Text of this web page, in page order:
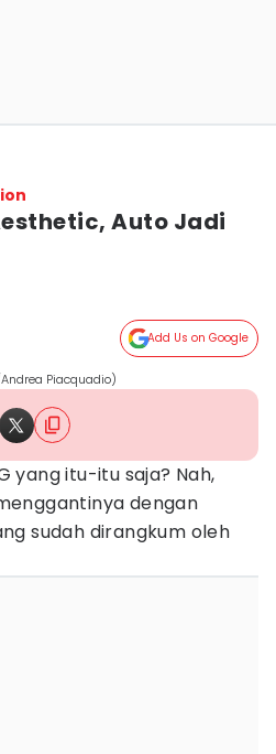
Auto Jadi
Add Us on Google
Piacquadio)
yang itu-itu saja? Nah,
dengan
sudah dirangkum oleh